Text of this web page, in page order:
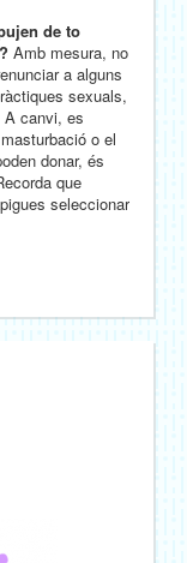
de to
Amb mesura, no
a alguns
sexuals,
canvi, es
o el
donar, és
que
seleccionar